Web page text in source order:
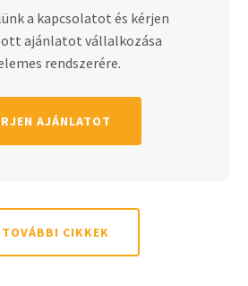
a kapcsolatot és kérjen
ajánlatot vállalkozása
rendszerére.
AJÁNLATOT
CIKKEK